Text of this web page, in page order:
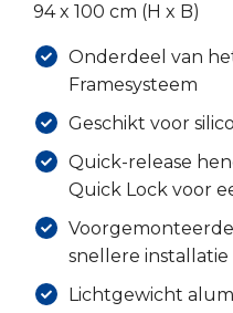
94 x 100 cm (H x B)
Onderdeel van
Framesysteem
Geschikt voor
Quick-release
Quick Lock voor
snellere installatie
Lichtgewicht